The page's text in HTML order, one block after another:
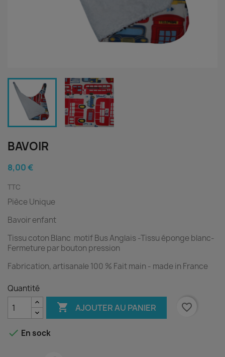
BAVOIR
8,00 €
TTC
Pièce Unique
Bavoir enfant
Tissu coton Blanc motif Bus Anglais -Tissu éponge blanc-
Fermeture par bouton pression
Fabrication, artisanale 100 % Fait main - made in France
Quantité
 AJOUTER AU PANIER favorite_border
 En sock